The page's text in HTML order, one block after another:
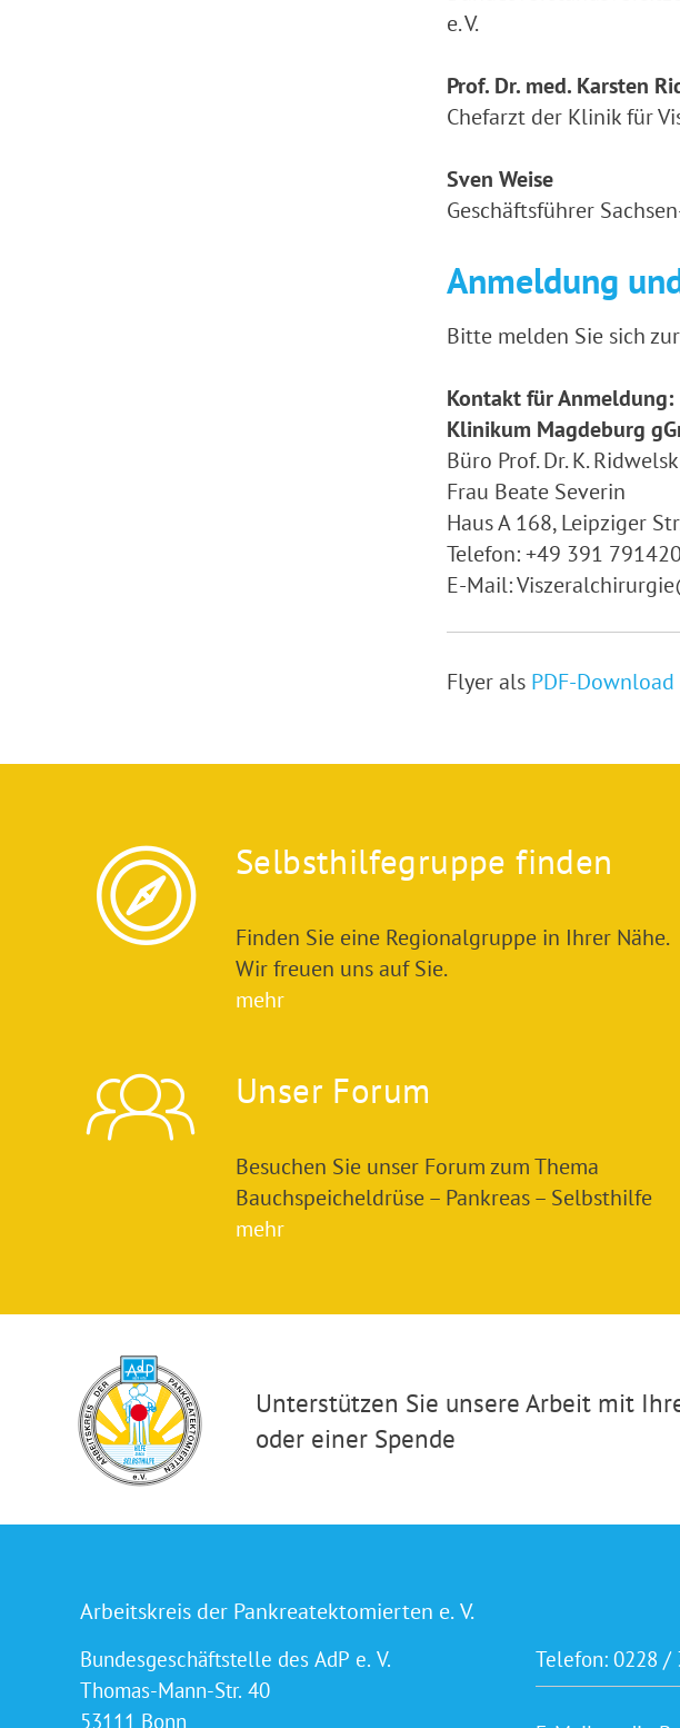
e. V.
Prof. Dr. med. Karsten
Chefarzt der Klinik für
Sven Weise
Geschäftsführer
Anmeldung
Bitte melden Sie sich
Kontakt für Anmeldung:
Klinikum Magdeburg
Büro Prof. Dr. K.
Frau Beate Severin
Haus A 168, Leipziger
Telefon: +49 391
E-Mail:
Flyer als PDF-Download
Selbsthilfegruppe finden
Finden Sie eine Regionalgruppe in Ihrer Nähe.
Wir freuen uns auf Sie.
mehr
Unser Forum
Besuchen Sie unser Forum zum Thema
Bauchspeicheldrüse – Pankreas – Selbsthilfe
mehr
Unterstützen Sie unsere Arbeit mit
oder einer Spende
Arbeitskreis der Pankreatektomierten e. V.
Bundesgeschäftstelle des AdP e. V.
Thomas-Mann-Str. 40
53111 Bonn
Telefon: 0228 /